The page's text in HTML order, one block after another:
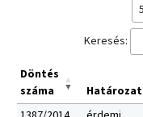
Keresés:
Döntés
száma
Határozat